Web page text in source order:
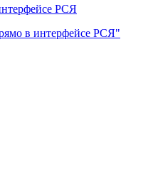
РСЯ
в интерфейсе РСЯ"